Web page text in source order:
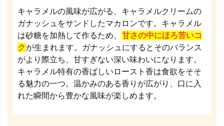
キャラメルの風味が広がる、キャラメルクリームの
ガナッシュをサンドしたマカロンです。キャラメル
は砂糖を加熱して作るため、 甘さの中にほろ苦いコ
ク が生まれます。ガナッシュにするとそのバランス
がより際立ち、甘すぎない深い味わいになります。
キャラメル特有の香ばしいロースト香は食欲をそそ
る魅力の一つ。温かみのある香りが広がり、口に入
れた瞬間から豊かな風味が楽しめます。